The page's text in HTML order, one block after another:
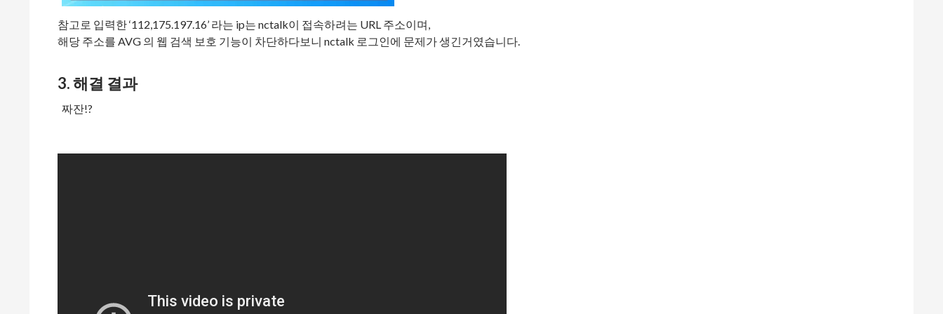
참고로 입력한 ‘112,175.197.16’ 라는 ip는 nctalk이 접속하려는 URL 주소이며,
해당 주소를 AVG 의 웹 검색 보호 기능이 차단하다보니 nctalk 로그인에 문제가 생긴거였습니다.
3. 해결 결과
짜잔!?